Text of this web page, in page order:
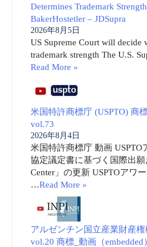
Determines Trademark
BakerHostetler – JDSupra
2026年8月5日
US Supreme Court will decide
trademark strength The U.S.
Read More »
米国特許商標庁 (USPTO) 商
vol.73
2026年8月4日
米国特許商標庁 動画
協定議定書に基づく国際出願
Center」の更新 USPTOアワ
…Read More »
アルゼンチン国立産業財産
vol.20 商標_動画（embedded）